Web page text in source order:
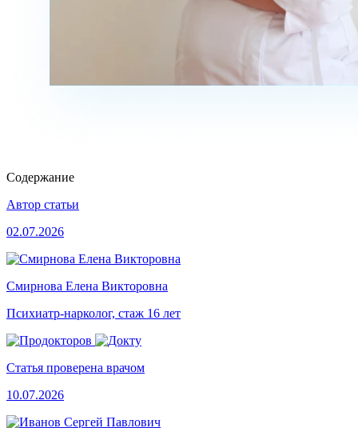
Содержание
Автор статьи
02.07.2026
Смирнова Елена Викторовна
Психиатр-нарколог, стаж 16 лет
Статья проверена врачом
10.07.2026